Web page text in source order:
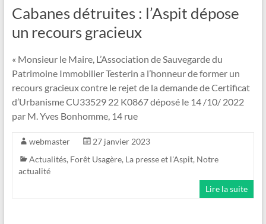
Cabanes détruites : l’Aspit dépose
un recours gracieux
« Monsieur le Maire, L’Association de Sauvegarde du
Patrimoine Immobilier Testerin a l’honneur de former un
recours gracieux contre le rejet de la demande de Certificat
d’Urbanisme CU33529 22 K0867 déposé le 14 /10/ 2022
par M. Yves Bonhomme, 14 rue
webmaster
27 janvier 2023
Actualités, Forêt Usagère, La presse et l'Aspit, Notre
actualité
Lire la suite